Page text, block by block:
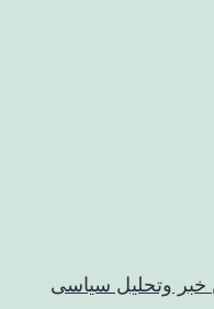
خبر وتحلیل سیاسی